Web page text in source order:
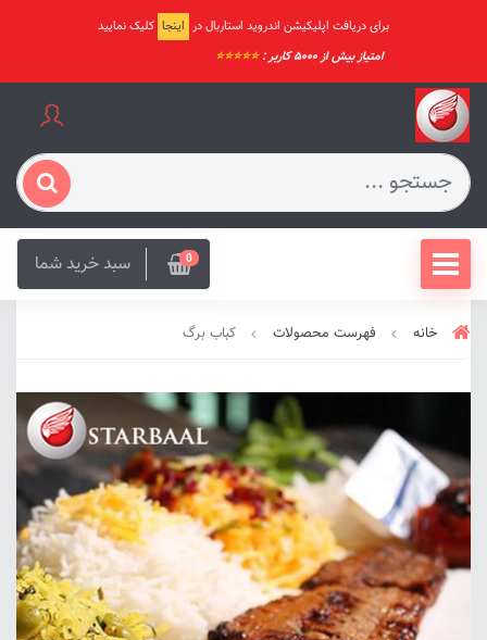
برای دریافت اپلیکیشن اندروید استاربال در اینجا کلیک نمایید
امتیاز بیش از ۵۰۰۰ کاربر :
⭐️⭐️⭐️⭐️⭐️
0 سبد خرید شما
خانه فهرست محصولات کباب برگ